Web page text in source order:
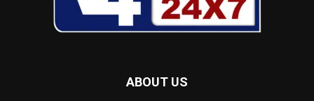
ABOUT US